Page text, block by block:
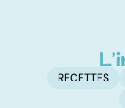
RECETTES